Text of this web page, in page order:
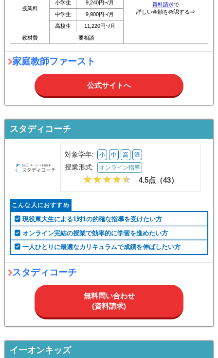
資料請求で
詳しい金額を確認する⇒
授業料
小学生
9,240円~/月
中学生
9,900円~/月
高校生
11,220円~/月
教材費
要相談
家庭教師ファースト
公式サイトへ
スタディコーチ
対象学年: 小 中 高 浪
授業形式: オンライン指導
4.5点（43）
こんな人におすすめ
現役東大生による1対1の的確な指導を受けたい方
オンライン完結の授業で効率的に学習を進めたい方
一人ひとりに最適なカリキュラムで成績を伸ばしたい方
スタディコーチ
無料問い合わせ
(資料請求)
イーオンキッズ